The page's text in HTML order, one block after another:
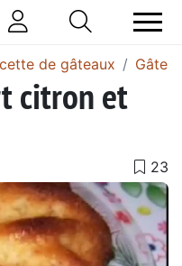
de gâteaux
citron et